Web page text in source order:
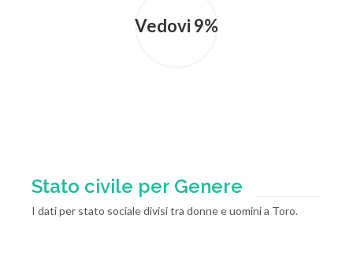
Vedovi 9%
Stato civile per Genere
I dati per stato sociale divisi tra donne e uomini a Toro.